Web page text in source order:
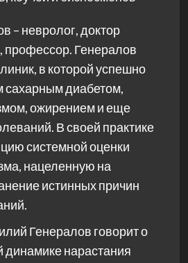
– невролог, доктор
профессор. Генералов
в которой успешно
сахарным диабетом,
ожирением и еще
В своей практике
системной оценки
нацеленную на
истинных причин
Генералов говорит о
динамике нарастания